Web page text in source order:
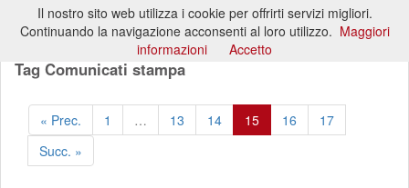
Tag Comunicati stampa
« Prec. 1 … 13 14 15 16
17
Succ. »
Il nostro sito web utilizza i cookie per offrirti servizi migliori.
Continuando la navigazione acconsenti al loro utilizzo. Maggiori
informazioni
Accetto